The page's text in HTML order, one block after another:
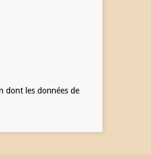
dont les données de